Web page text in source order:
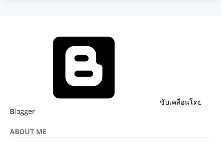
ขับเคลื่อนโดย
Blogger
ABOUT ME